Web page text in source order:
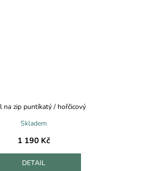
na zip puntíkatý / hořčicový
Skladem
1 190 Kč
DETAIL